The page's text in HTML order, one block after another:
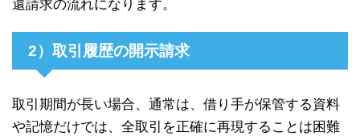
還請求の流れになります。
2）取引履歴の開示請求
取引期間が長い場合、通常は、借り手が保管する資料
や記憶だけでは、全取引を正確に再現することは困難